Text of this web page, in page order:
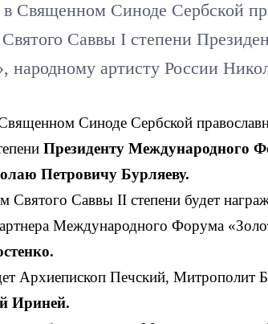
в Священном Синоде Сербской
Саввы I степени
народному артисту России
Синоде Сербской
Президенту Международного
Петровичу Бурляеву.
Саввы II степени будет
Международного Форума
Архиепископ Печский, Митрополит
Ириней.